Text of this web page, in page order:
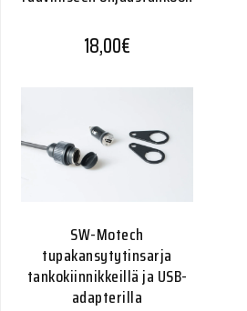
18,00€
SW-Motech
tupakansytytinsarja
tankokiinnikkeillä ja USB-
adapterilla